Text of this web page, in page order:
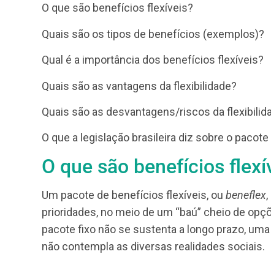
Entretanto, apesar dessas informações
levando em consideração essas
porque quando estamos falando de
Aqui você entenderá sobre:
O que são benefícios flexíveis?
Quais são os tipos de benefícios
Qual é a importância dos benefícios
Quais são as vantagens da flexibilidade?
Quais são as desvantagens/riscos da
O que a legislação brasileira diz sobre o